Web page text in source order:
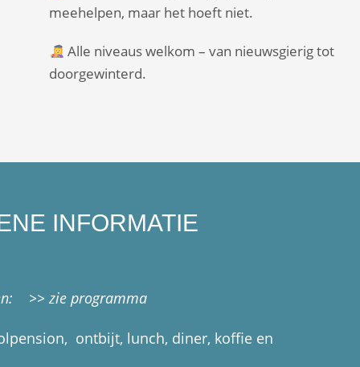
meehelpen, maar het hoeft niet.
Alle niveaus welkom – van nieuwsgierig tot
doorgewinterd.
INFORMATIE
>> zie programma
ontbijt, lunch, diner, koffie en